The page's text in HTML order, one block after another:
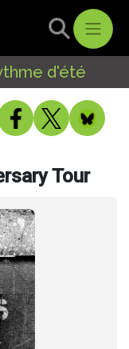
d'été
Tour